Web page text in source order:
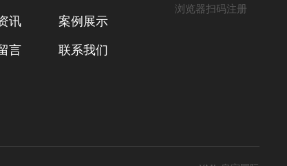
浏览器扫码注册
讯 案例展示
言 联系我们